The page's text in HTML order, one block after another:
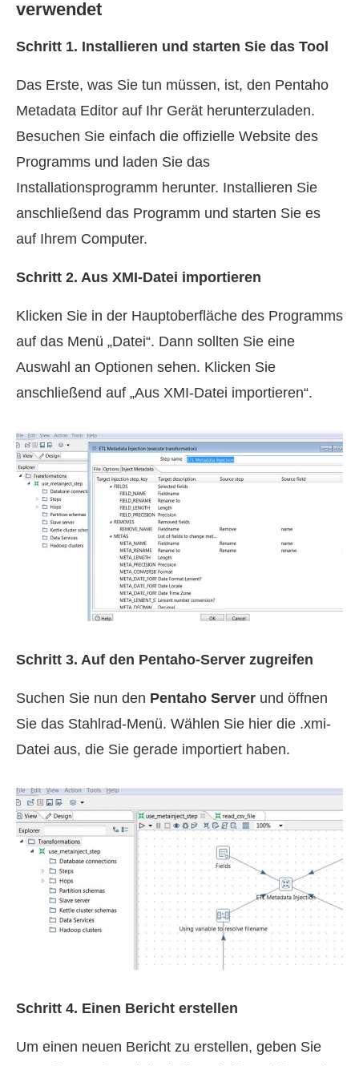
verwendet
Schritt 1. Installieren und starten Sie das Tool
Das Erste, was Sie tun müssen, ist, den Pentaho
Metadata Editor auf Ihr Gerät herunterzuladen.
Besuchen Sie einfach die offizielle Website des
Programms und laden Sie das
Installationsprogramm herunter. Installieren Sie
anschließend das Programm und starten Sie es
auf Ihrem Computer.
Schritt 2. Aus XMI-Datei importieren
Klicken Sie in der Hauptoberfläche des Programms
auf das Menü „Datei“. Dann sollten Sie eine
Auswahl an Optionen sehen. Klicken Sie
anschließend auf „Aus XMI-Datei importieren“.
Schritt 3. Auf den Pentaho-Server zugreifen
Suchen Sie nun den Pentaho Server und öffnen
Sie das Stahlrad-Menü. Wählen Sie hier die .xmi-
Datei aus, die Sie gerade importiert haben.
Schritt 4. Einen Bericht erstellen
Um einen neuen Bericht zu erstellen, geben Sie